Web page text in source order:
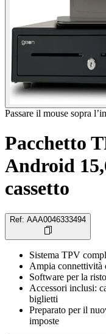
Passare il mouse sopra
Pacchetto
Android
cassetto
Ref: AAA0046333494
Sistema TPV
Ampia connettività
Software per la
Accessori inclusi:
biglietti
Preparato per il
imposte